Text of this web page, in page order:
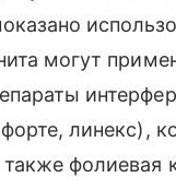
могут
линекс),
фолиевая